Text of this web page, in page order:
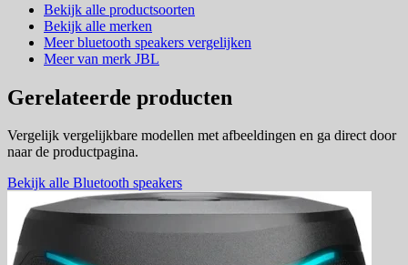
Bekijk alle productsoorten
Bekijk alle merken
Meer bluetooth speakers vergelijken
Meer van merk JBL
Gerelateerde producten
Vergelijk vergelijkbare modellen met afbeeldingen en ga direct door
naar de productpagina.
Bekijk alle Bluetooth speakers